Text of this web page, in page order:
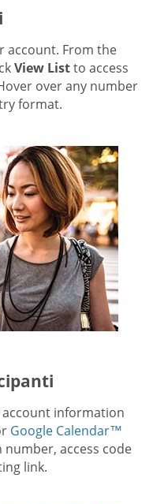
account. From the
View Listto access
over any number
format.
information
Google Calendar™
access code
link.